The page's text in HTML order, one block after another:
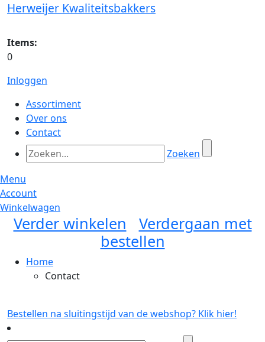
Herweijer Kwaliteitsbakkers
Items:
0
Inloggen
Assortiment
Over ons
Contact
Zoeken
Menu
Account
Winkelwagen
Verder winkelen
Verdergaan met
bestellen
Home
Contact
Bestellen na sluitingstijd van de webshop? Klik hier!